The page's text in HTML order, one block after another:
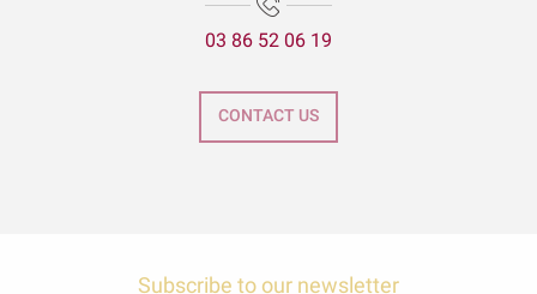
Expositions Chapelle d'Avigneau - Escamps
Exposition Raymond RIOTTE
ÉNIGME EN FAMILLE | DÉCOUVREZ AUXERRE !
03 86 52 06 19
CONTACT US
Subscribe to our newsletter